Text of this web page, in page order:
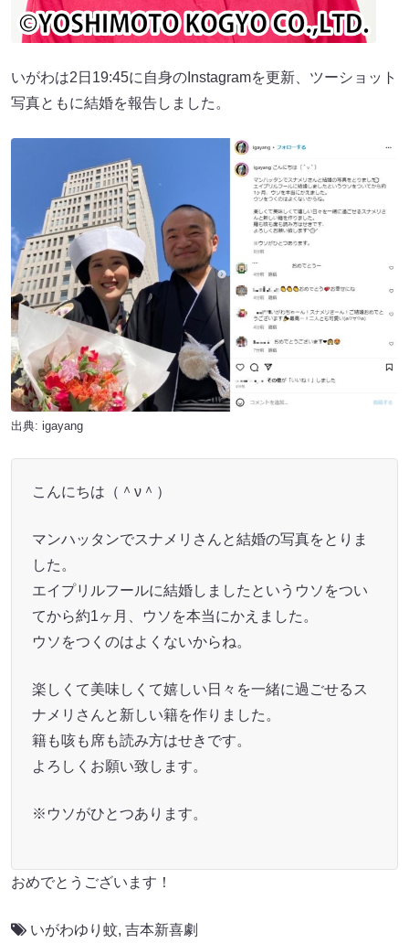
いがわは2日19:45に自身のInstagramを更新、ツーショット
写真ともに結婚を報告しました。
出典: igayang
こんにちは（＾ν＾）
マンハッタンでスナメリさんと結婚の写真をとりま
した。
エイプリルフールに結婚しましたというウソをつい
てから約1ヶ月、ウソを本当にかえました。
ウソをつくのはよくないからね。
楽しくて美味しくて嬉しい日々を一緒に過ごせるス
ナメリさんと新しい籍を作りました。
籍も咳も席も読み方はせきです。
よろしくお願い致します。
※ウソがひとつあります。
おめでとうございます！
いがわゆり蚊, 吉本新喜劇